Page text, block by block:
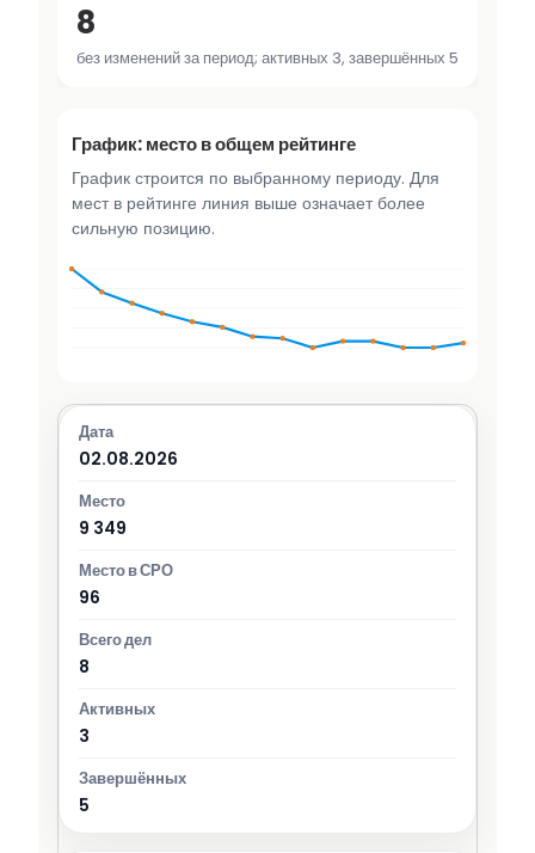
8
без изменений за период; активных 3, завершённых 5
График: место в общем рейтинге
График строится по выбранному периоду. Для
мест в рейтинге линия выше означает более
сильную позицию.
02.08.2026
9 349
96
8
3
5